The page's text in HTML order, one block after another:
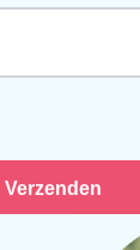
Verzenden